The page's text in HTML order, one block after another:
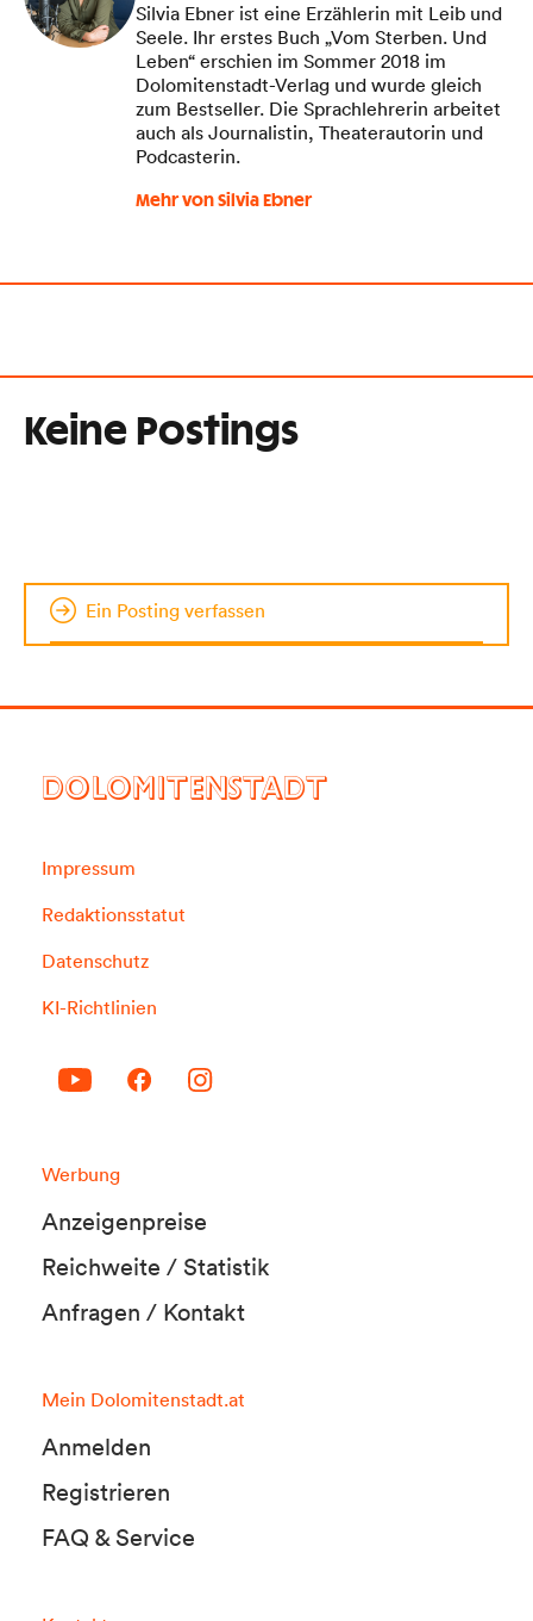
Silvia Ebner ist eine Erzählerin mit Leib und
Seele. Ihr erstes Buch „Vom Sterben. Und
Leben“ erschien im Sommer 2018 im
Dolomitenstadt-Verlag und wurde gleich
zum Bestseller. Die Sprachlehrerin arbeitet
auch als Journalistin, Theaterautorin und
Podcasterin.
Mehr von Silvia Ebner
Keine Postings
Ein Posting verfassen
DOLOMITENSTADT
Impressum
Redaktionsstatut
Datenschutz
KI-Richtlinien
Werbung
Anzeigenpreise
Reichweite / Statistik
Anfragen / Kontakt
Mein Dolomitenstadt.at
Anmelden
Registrieren
FAQ & Service